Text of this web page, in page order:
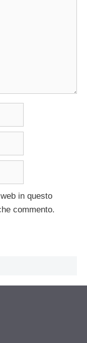
in questo
commento.